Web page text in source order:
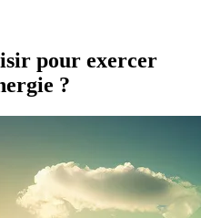
pour exercer
?